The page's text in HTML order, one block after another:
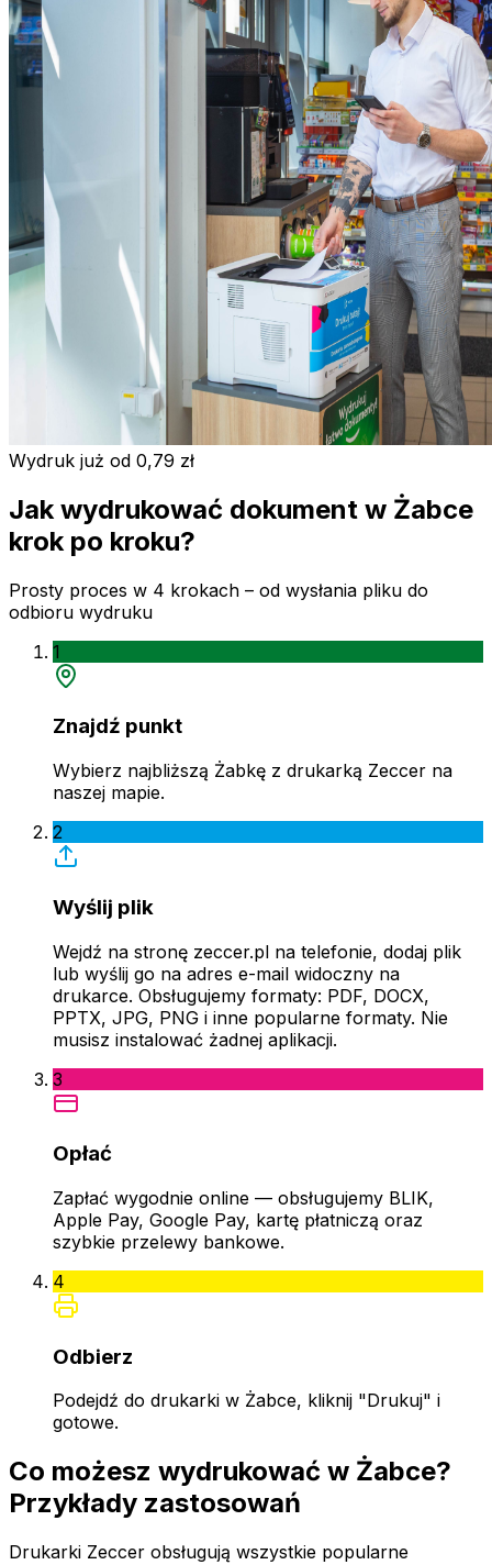
Wydruk już od 0,79 zł
Jak wydrukować dokument w Żabce
krok po kroku?
Prosty proces w 4 krokach – od wysłania pliku do
odbioru wydruku
1
Znajdź punkt
Wybierz najbliższą Żabkę z drukarką Zeccer na
naszej mapie.
2
Wyślij plik
Wejdź na stronę zeccer.pl na telefonie, dodaj plik
lub wyślij go na adres e-mail widoczny na
drukarce. Obsługujemy formaty: PDF, DOCX,
PPTX, JPG, PNG i inne popularne formaty. Nie
musisz instalować żadnej aplikacji.
3
Opłać
Zapłać wygodnie online — obsługujemy BLIK,
Apple Pay, Google Pay, kartę płatniczą oraz
szybkie przelewy bankowe.
4
Odbierz
Podejdź do drukarki w Żabce, kliknij "Drukuj" i
gotowe.
Co możesz wydrukować w Żabce?
Przykłady zastosowań
Drukarki Zeccer obsługują wszystkie popularne